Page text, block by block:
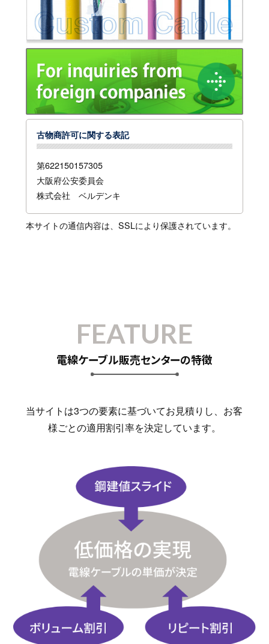
古物商許可に関する表記
第622150157305
大阪府公安委員会
株式会社 ベルデンキ
本サイトの通信内容は、SSLにより保護されています。
FEATURE
電線ケーブル販売センターの特徴
当サイトは3つの要素に基づいてお見積りし、お客
様ごとの適用割引率を決定しています。